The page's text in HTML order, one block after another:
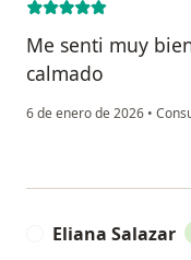
Me senti muy
calmado
6 de enero de 2026 •
Eliana Salazar